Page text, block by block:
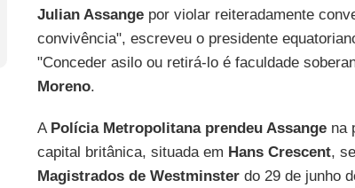
Julian Assangepor violar reiteradamente
convivência", escreveu o presidente
"Conceder asilo ou retirá-lo é faculdade
Moreno.
A Polícia Metropolitana prendeu Assangena
capital britânica, situada em Hans Crescent,
Magistrados de Westminsterdo 29 de junho